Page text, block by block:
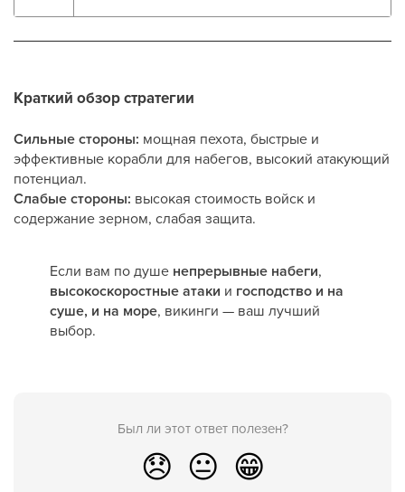
Краткий обзор стратегии
Сильные стороны: мощная пехота, быстрые и
эффективные корабли для набегов, высокий атакующий
потенциал.
Слабые стороны: высокая стоимость войск и
содержание зерном, слабая защита.
Если вам по душе непрерывные набеги,
высокоскоростные атаки и господство и на
суше, и на море, викинги — ваш лучший
выбор.
Был ли этот ответ полезен?
😞 😐 😁